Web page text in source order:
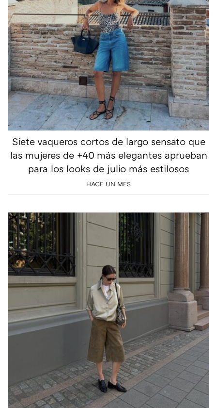
Siete vaqueros cortos de largo sensato que
las mujeres de +40 más elegantes aprueban
para los looks de julio más estilosos
HACE UN MES